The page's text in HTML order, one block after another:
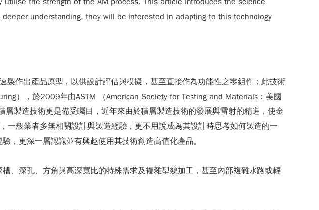
the strength of the AM process. This article introduces the science
understanding, they will be interested in adapting to this technology
作出產品原型，以供設計評估與模擬，甚至直接作為功能性之零組件；此技術
），於2009年由ASTM （American Society for Testing and Materials：美國
製造技術更是備受矚目，近年來由於積層製造技術的發展與雷射的精進，使金
般業者多無相關設計與製造經驗，更不用說成為其設計時思考如何製造的一
，更深一層認識並有興趣使用其技術創造高值化產品。
、深孔、方角與高深寬比的特殊需求及複雜型貌加工，甚至內部複雜水路或輕